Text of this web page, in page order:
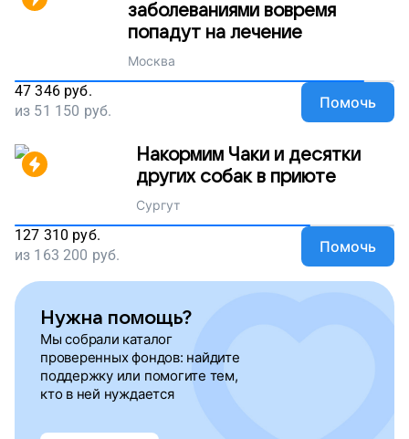
заболеваниями вовремя
попадут на лечение
Москва
47 346 руб.
из 51 150 руб. Помочь
Накормим Чаки и десятки
других собак в приюте
Сургут
127 310 руб.
из 163 200 руб. Помочь
Нужна помощь?
Мы собрали каталог
проверенных фондов: найдите
поддержку или помогите тем,
кто в ней нуждается